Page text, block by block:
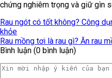
chứng nghiêm trọng và giữ gìn
Rau ngót có tốt không? Công
khỏe
Rau mồng tơi là rau gì? Ăn rau
Bình luận (0 bình luận)